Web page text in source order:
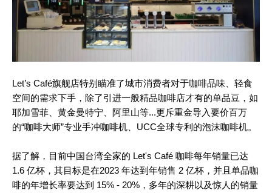
Let’s Café旗舰店特别瞄准了城市消费者对于咖啡品味、轻食
空间的需求下手，除了引进一般精品咖啡店才有的单品豆，如
耶加雪菲、黄金曼特宁、阿里山等...更斥重金导入要价百万
的“咖啡大师”专业手冲咖啡机、UCC全球专利的泡沫咖啡机。
据了解，目前中国台湾全家的 Let's Café 咖啡每年销量已达
1.6 亿杯，其目标是在2023 年达到年销售 2 亿杯，并且单品咖
啡的年增长率要达到 15% - 20%，多年的深耕以及惊人的销量